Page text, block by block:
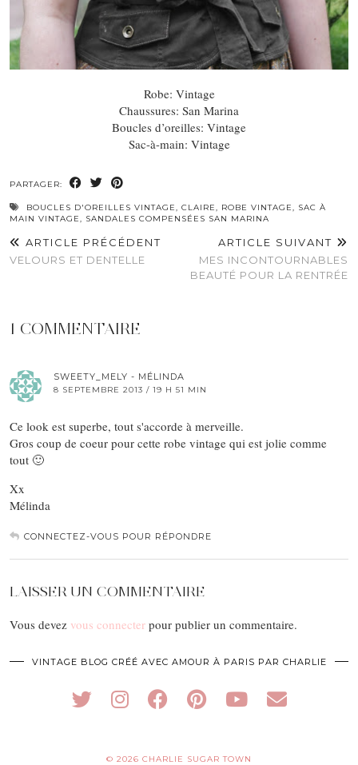
Robe: Vintage
Chaussures: San Marina
Boucles d’oreilles: Vintage
Sac-à-main: Vintage
PARTAGER:
BOUCLES D'OREILLES VINTAGE, CLAIRE, ROBE VINTAGE, SAC À
MAIN VINTAGE, SANDALES COMPENSÉES SAN MARINA
ARTICLE PRÉCÉDENT
VELOURS ET DENTELLE
ARTICLE SUIVANT
MES INCONTOURNABLES
BEAUTÉ POUR LA RENTRÉE
1 COMMENTAIRE
SWEETY_MELY - MÉLINDA
8 SEPTEMBRE 2013 / 19 H 51 MIN
Ce look est superbe, tout s'accorde à merveille.
Gros coup de coeur pour cette robe vintage qui est jolie comme
tout 🙂
Xx
Mélinda
CONNECTEZ-VOUS POUR RÉPONDRE
LAISSER UN COMMENTAIRE
Vous devez vous connecter pour publier un commentaire.
VINTAGE BLOG CRÉÉ AVEC AMOUR À PARIS PAR CHARLIE
© 2026 CHARLIE SUGAR TOWN